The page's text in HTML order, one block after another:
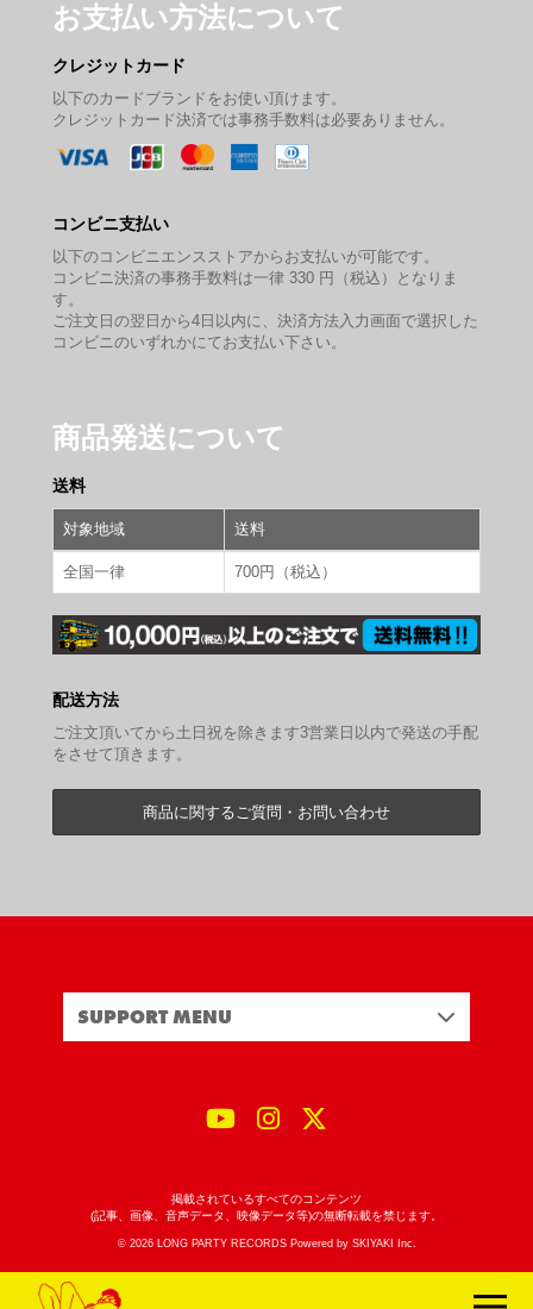
お支払い方法について
クレジットカード
以下のカードブランドをお使い頂けます。
クレジットカード決済では事務手数料は必要ありません。
コンビニ支払い
以下のコンビニエンスストアからお支払いが可能です。
コンビニ決済の事務手数料は一律 330 円（税込）となりま
す。
ご注文日の翌日から4日以内に、決済方法入力画面で選択した
コンビニのいずれかにてお支払い下さい。
商品発送について
送料
対象地域 送料
全国一律 700円（税込）
配送方法
ご注文頂いてから土日祝を除きます3営業日以内で発送の手配
をさせて頂きます。
商品に関するご質問・お問い合わせ
SUPPORT MENU
掲載されているすべてのコンテンツ
(記事、画像、音声データ、映像データ等)の無断転載を禁じます。
© 2026 LONG PARTY RECORDS Powered by SKIYAKI Inc.